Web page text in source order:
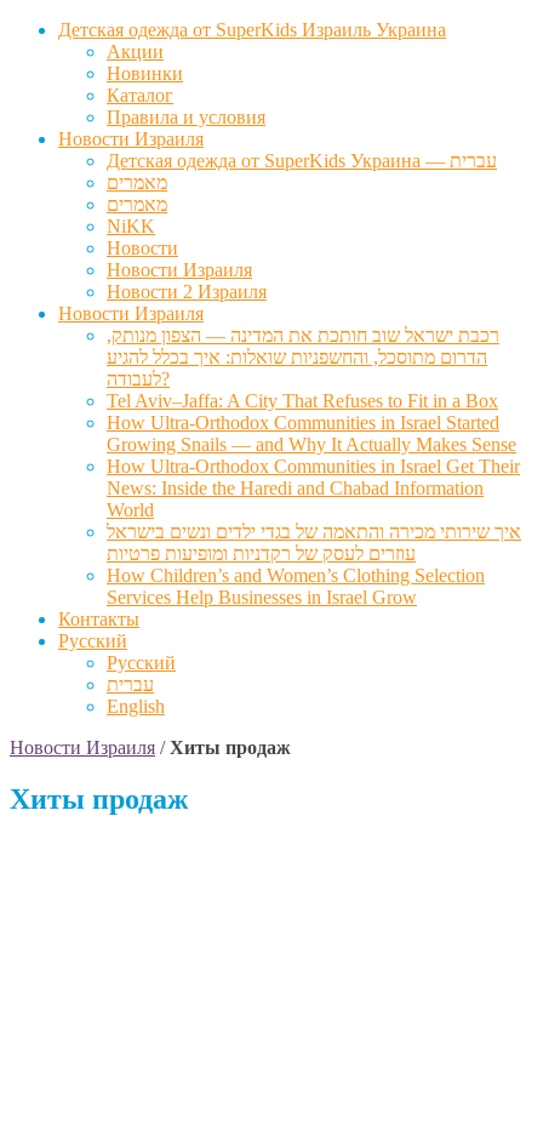
Детская одежда от SuperKids Израиль Украина
Акции
Новинки
Каталог
Правила и условия
Новости Израиля
Детская одежда от SuperKids Украина — עברית
מאמרים
מאמרים
NiKK
Новости
Новости Израиля
Новости 2 Израиля
Новости Израиля
רכבת ישראל שוב חותכת את המדינה — הצפון מנותק,
הדרום מתוסכל, והחשפניות שואלות: איך בכלל להגיע
לעבודה?
Tel Aviv–Jaffa: A City That Refuses to Fit in a Box
How Ultra-Orthodox Communities in Israel Started
Growing Snails — and Why It Actually Makes Sense
How Ultra-Orthodox Communities in Israel Get Their
News: Inside the Haredi and Chabad Information
World
איך שירותי מכירה והתאמה של בגדי ילדים ונשים בישראל
עוזרים לעסק של רקדניות ומופיעות פרטיות
How Children’s and Women’s Clothing Selection
Services Help Businesses in Israel Grow
Контакты
Русский
Русский
עברית
English
Новости Израиля /Хиты продаж
Хиты продаж